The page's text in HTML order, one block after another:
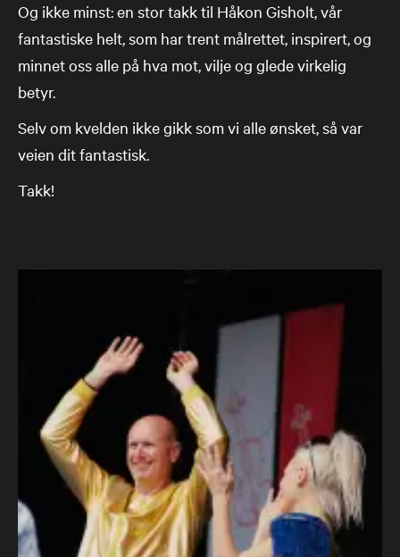
Og ikke minst: en stor takk til Håkon Gisholt, vår
fantastiske helt, som har trent målrettet, inspirert, og
minnet oss alle på hva mot, vilje og glede virkelig
betyr.
Selv om kvelden ikke gikk som vi alle ønsket, så var
veien dit fantastisk.
Takk!